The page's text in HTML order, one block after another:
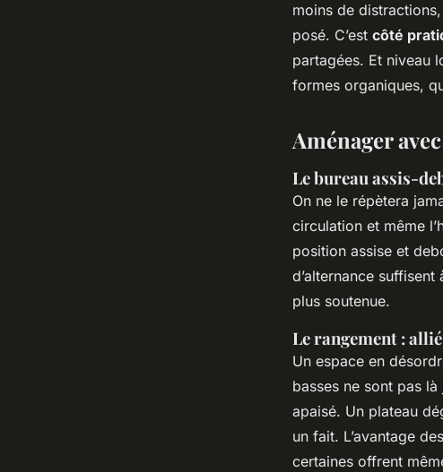
moins de
posé. C’est côté
partagées. Et niveau
formes organiques,
Aménager
Le bureau assis-
On ne le répètera
circulation et même
position assise et
d’alternance
plus soutenue.
Le rangement :
Un espace en
basses ne sont pas
apaisé. Un plateau
un fait. L’avantage
certaines offrent